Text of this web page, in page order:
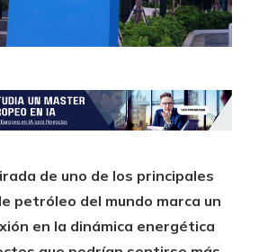
de uno de los principales
petróleo del mundo marca un
en la dinámica energética